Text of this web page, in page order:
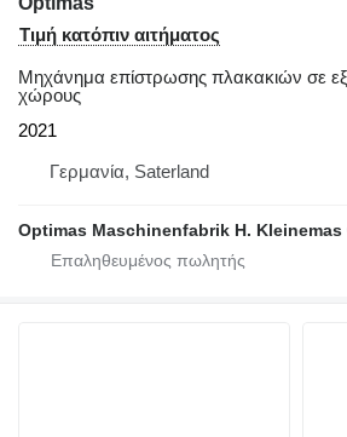
Τιμή κατόπιν αιτήματος
Μηχάνημα επίστρωσης πλακακιών σε
χώρους
2021
Γερμανία, Saterland
Optimas Maschinenfabrik H. Kleinemas